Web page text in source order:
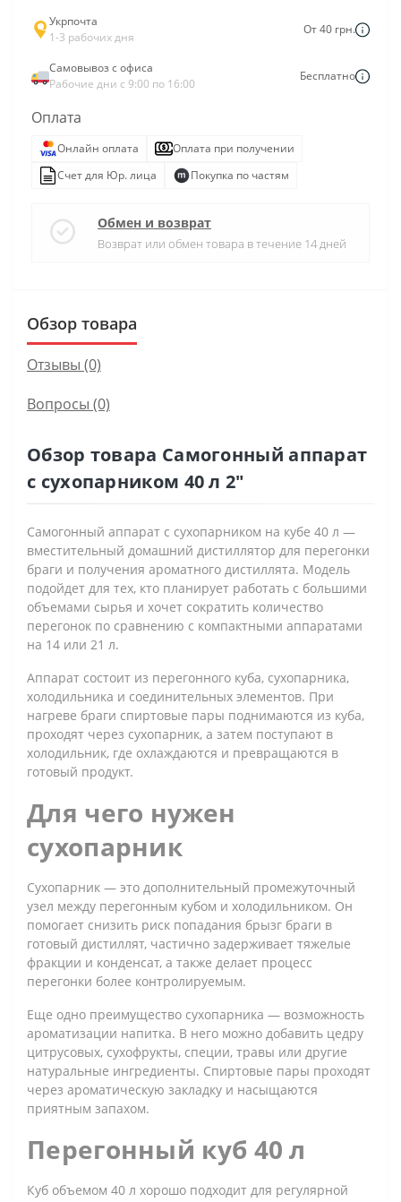
Укрпочта
1-3 рабочих дня
От 40 грн.
Самовывоз с офиса
Рабочие дни с 9:00 по 16:00
Бесплатно
Оплата
Онлайн оплата
Оплата при получении
Счет для Юр. лица
Покупка по частям
Обмен и возврат
Возврат или обмен товара в течение 14 дней
Обзор товара
Отзывы (0)
Вопросы (0)
Обзор товара Самогонный аппарат
с сухопарником 40 л 2"
Самогонный аппарат с сухопарником на кубе 40 л —
вместительный домашний дистиллятор для перегонки
браги и получения ароматного дистиллята. Модель
подойдет для тех, кто планирует работать с большими
объемами сырья и хочет сократить количество
перегонок по сравнению с компактными аппаратами
на 14 или 21 л.
Аппарат состоит из перегонного куба, сухопарника,
холодильника и соединительных элементов. При
нагреве браги спиртовые пары поднимаются из куба,
проходят через сухопарник, а затем поступают в
холодильник, где охлаждаются и превращаются в
готовый продукт.
Для чего нужен
сухопарник
Сухопарник — это дополнительный промежуточный
узел между перегонным кубом и холодильником. Он
помогает снизить риск попадания брызг браги в
готовый дистиллят, частично задерживает тяжелые
фракции и конденсат, а также делает процесс
перегонки более контролируемым.
Еще одно преимущество сухопарника — возможность
ароматизации напитка. В него можно добавить цедру
цитрусовых, сухофрукты, специи, травы или другие
натуральные ингредиенты. Спиртовые пары проходят
через ароматическую закладку и насыщаются
приятным запахом.
Перегонный куб 40 л
Куб объемом 40 л хорошо подходит для регулярной